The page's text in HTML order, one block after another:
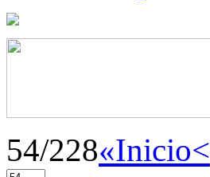
54/228«Inicio<